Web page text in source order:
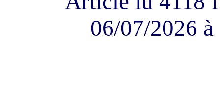
06/07/2026